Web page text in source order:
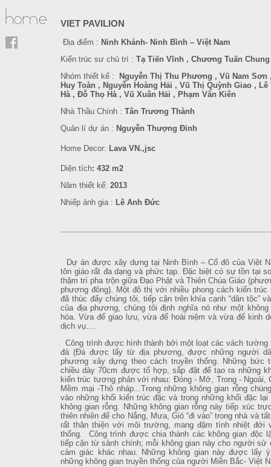
VIET PAVILION
Địa điểm : Ninh Khánh- Ninh Bình – Việt Nam
Kiến trúc sư chủ trì : Tạ Tiến Vĩnh , Chương Tuấn Chung
Nhóm thiết kế : Nguyễn Thị Thu Phương , Vũ Nam Sơn
Huy Toàn , Nguyễn Hoàng Hải , Vũ Thị Quỳnh Giao , Lê
Hà , Đỗ Thọ Hà , Vũ Xuân Hải , Phạm Văn Kiên
Nhà Thầu Chính : Tân Trương Thành
Quản lí dự án : Nguyễn Thượng Đỉnh
Home Decor: Lava VN.,jsc
Diện tích: 432 m2
Năm thiết kế: 2013
Nhiếp ảnh gia : Lê Anh Đức
Dự án được xây dưng tại Ninh Bình – Cố đô của Việt
tôn giáo rất đa dạng và phức tạp. Đặc biệt có sự tồn tại
thậm trí pha trộn giữa Đạo Phật và Thiên Chúa Giáo
phương đông). Một đô thị với nhiều phong cách kiến trúc
đã thúc đấy chúng tôi, tiếp cận trên khía cạnh “dân tộc”
của địa phương, chúng tôi định nghĩa nó như một không
hóa. Vừa để giao lưu, vừa để hoài niệm và vừa để kinh
dịch vụ….
Công trình được hình thành bởi một loạt các vách tường
đá (Đá được lấy từ địa phương, được những người
phương xây dựng theo cách truyền thống. Những bức
chiều dày 70cm được tổ hợp, sắp đặt để tạo ra những
kiến trúc tương phản với nhau: Đóng - Mở, Trong - Ngoài,
Mềm mại -Thô nháp...Trong những không gian rỗng
vào những khối kiến trúc đặc và trong những khối đặc lại
không gian rỗng. Những không gian rỗng này tiếp xúc
thiên nhiên để cho Nắng, Mưa, Gió “đi vào” trong nhà và
rất thân thiện với môi trường, mang đậm tính nhiệt đới
thống. Công trình được chia thành các không gian độc
tiếp cận từ sảnh chính; mỗi không gian này cho người sử
cảm giác khác nhau. Những không gian này được lấy
những không gian truyền thống của người Miền Bắc- Việt